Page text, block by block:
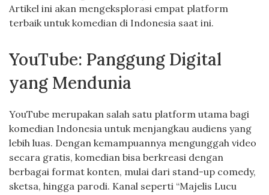
Artikel ini akan mengeksplorasi empat platform
terbaik untuk komedian di Indonesia saat ini.
YouTube: Panggung Digital
yang Mendunia
YouTube merupakan salah satu platform utama bagi
komedian Indonesia untuk menjangkau audiens yang
lebih luas. Dengan kemampuannya mengunggah video
secara gratis, komedian bisa berkreasi dengan
berbagai format konten, mulai dari stand-up comedy,
sketsa, hingga parodi. Kanal seperti “Majelis Lucu